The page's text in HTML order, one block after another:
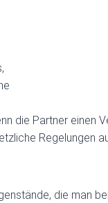
die Partner einen
Regelungen
die man